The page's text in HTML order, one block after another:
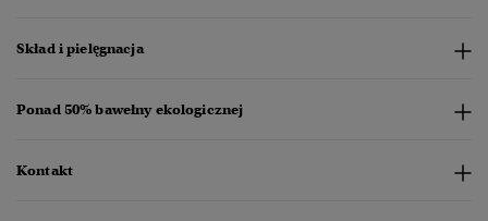
Skład i pielęgnacja
Ponad 50% bawełny ekologicznej
Kontakt